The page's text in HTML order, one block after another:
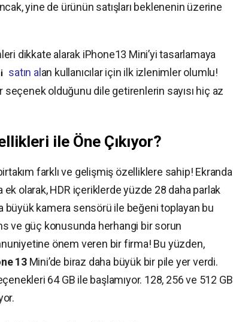
yine de ürünün satışları beklenenin üzerine
dikkate alarak iPhone13 Mini’yi tasarlamaya
satın al an kullanıcılar için ilk izlenimler olumlu!
seçenek olduğunu dile getirenlerin sayısı hiç az
ile Öne Çıkıyor?
farklı ve gelişmiş özelliklere sahip! Ekranda
olarak, HDR içeriklerde yüzde 28 daha parlak
büyük kamera sensörü ile beğeni toplayan bu
ve güç konusunda herhangi bir sorun
önem veren bir firma! Bu yüzden,
13Mini’de biraz daha büyük bir pile yer verdi.
64 GB ile başlamıyor. 128, 256 ve 512 GB